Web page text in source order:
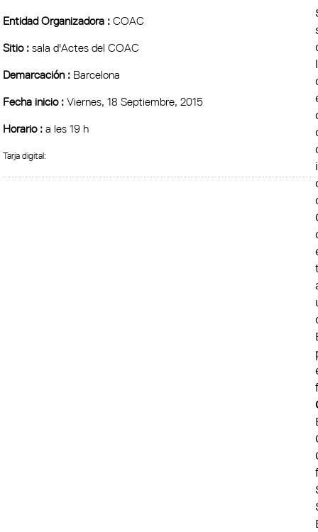
Entidad Organizadora :COAC
Sitio :sala d'Actes del COAC
Demarcación : Barcelona
Fecha inicio :Viernes, 18 Septiembre, 2015
Horario :a les 19 h
Tarja digital:
i